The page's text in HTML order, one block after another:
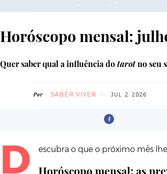
Horóscopo mensal:
Quer saber qual a influência dotarotno seu
Por SABER VIVER JUL. 2. 2026
D escubra o que o próximo mês
Horóscopo mensal: as